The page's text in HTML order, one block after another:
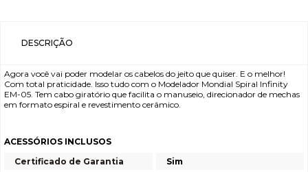
DESCRIÇÃO
Agora você vai poder modelar os cabelos do jeito que quiser. E o melhor!
Com total praticidade. Isso tudo com o Modelador Mondial Spiral Infinity
EM-05. Tem cabo giratório que facilita o manuseio, direcionador de mechas
em formato espiral e revestimento cerâmico.
ACESSÓRIOS INCLUSOS
Certificado de Garantia
Sim